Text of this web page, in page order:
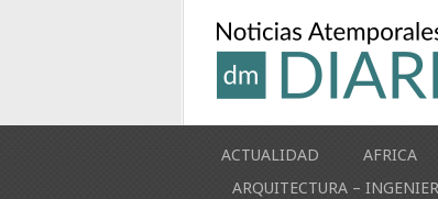
ACTUALIDAD AFRICA
ARQUITECTURA –